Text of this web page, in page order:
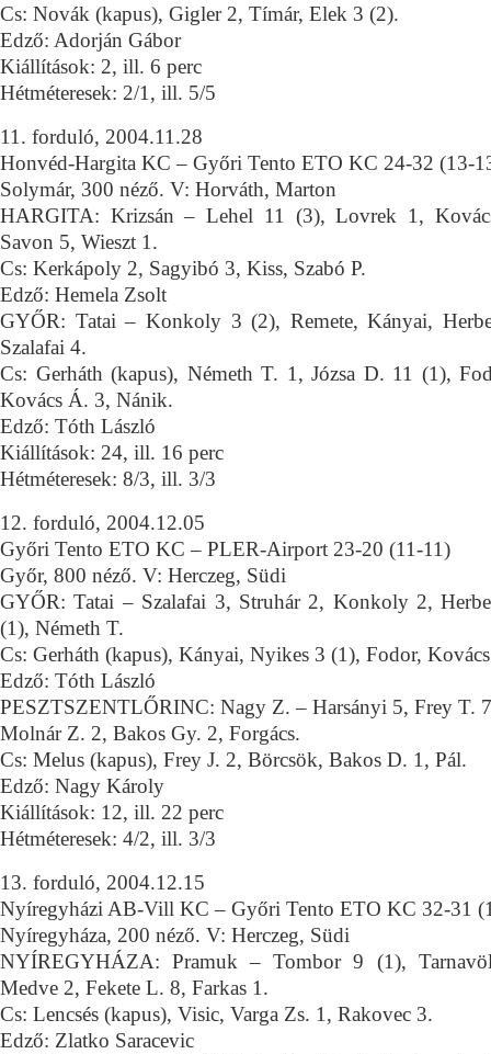
Cs: Novák (kapus), Gigler 2, Tímár, Elek 3 (2).
Edző: Adorján Gábor
Kiállítások: 2, ill. 6 perc
Hétméteresek: 2/1, ill. 5/5
11. forduló, 2004.11.28
Honvéd-Hargita KC – Győri Tento ETO KC 24-32 (13-
Solymár, 300 néző. V: Horváth, Marton
HARGITA: Krizsán – Lehel 11 (3), Lovrek 1,
Savon 5, Wieszt 1.
Cs: Kerkápoly 2, Sagyibó 3, Kiss, Szabó P.
Edző: Hemela Zsolt
GYŐR: Tatai – Konkoly 3 (2), Remete, Kányai,
Szalafai 4.
Cs: Gerháth (kapus), Németh T. 1, Józsa D. 11 (1),
Kovács Á. 3, Nánik.
Edző: Tóth László
Kiállítások: 24, ill. 16 perc
Hétméteresek: 8/3, ill. 3/3
12. forduló, 2004.12.05
Győri Tento ETO KC – PLER-Airport 23-20 (11-11)
Győr, 800 néző. V: Herczeg, Südi
GYŐR: Tatai – Szalafai 3, Struhár 2, Konkoly 2,
(1), Németh T.
Cs: Gerháth (kapus), Kányai, Nyikes 3 (1), Fodor,
Edző: Tóth László
PESZTSZENTLŐRINC: Nagy Z. – Harsányi 5, Frey T.
Molnár Z. 2, Bakos Gy. 2, Forgács.
Cs: Melus (kapus), Frey J. 2, Börcsök, Bakos D. 1, Pál.
Edző: Nagy Károly
Kiállítások: 12, ill. 22 perc
Hétméteresek: 4/2, ill. 3/3
13. forduló, 2004.12.15
Nyíregyházi AB-Vill KC – Győri Tento ETO KC 32-31
Nyíregyháza, 200 néző. V: Herczeg, Südi
NYÍREGYHÁZA: Pramuk – Tombor 9 (1),
Medve 2, Fekete L. 8, Farkas 1.
Cs: Lencsés (kapus), Visic, Varga Zs. 1, Rakovec 3.
Edző: Zlatko Saracevic